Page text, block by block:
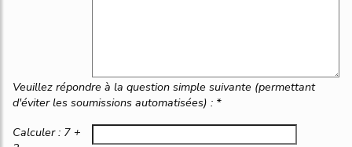
Veuillez répondre à la question simple suivante (permettant
d'éviter les soumissions automatisées) : *
Calculer : 7 +